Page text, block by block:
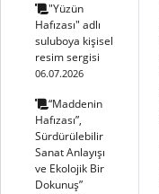
"Yüzün
Hafızası" adlı
suluboya kişisel
resim sergisi
06.07.2026
“Maddenin
Hafızası”,
Sürdürülebilir
Sanat Anlayışı
ve Ekolojik Bir
Dokunuş”